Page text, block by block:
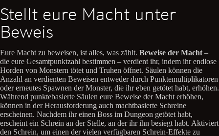
Stellt eure Macht unter
Beweis
Eure Macht zu beweisen, ist alles, was zählt. Beweise der Macht –
die eure Gesamtpunktzahl bestimmen – verdient ihr, indem ihr endlose
Horden von Monstern tötet und Truhen öffnet. Säulen können die
Anzahl an verdienten Beweisen entweder durch Punktemultiplikatoren
oder erneutes Spawnen der Monster, die ihr eben getötet habt, erhöhen.
Während punktebasierte Säulen eure Beweise der Macht erhöhen,
können in der Herausforderung auch machtbasierte Schreine
erscheinen. Nachdem ihr einen Boss im Dungeon getötet habt,
erscheint ein Schrein an der Stelle, an der ihr ihn besiegt habt. Aktiviert
den Schrein, um einen der vielen verfügbaren Schrein-Effekte zu